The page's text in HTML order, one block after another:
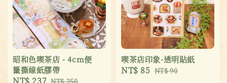
昭和色喫茶店 - 4cm便
籤撕線紙膠帶
Sale
NT$ 237 Regular
NT$ 250
喫茶店印象-透明貼紙
Sale
NT$ 85 Regular
NT$ 90